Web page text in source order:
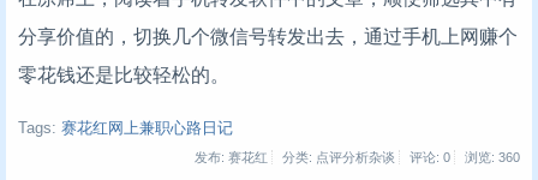
分享价值的，切换几个微信号转发出去，通过手机上网赚个
零花钱还是比较轻松的。
Tags: 赛花红网上兼职心路日记
发布: 赛花红 分类: 点评分析杂谈 评论: 0 浏览: 360